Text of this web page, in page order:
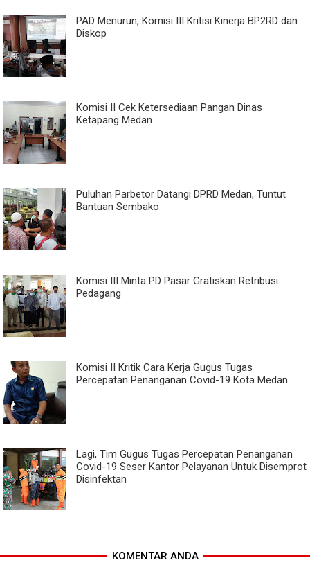
PAD Menurun, Komisi III Kritisi Kinerja BP2RD dan
Diskop
Komisi II Cek Ketersediaan Pangan Dinas
Ketapang Medan
Puluhan Parbetor Datangi DPRD Medan, Tuntut
Bantuan Sembako
Komisi III Minta PD Pasar Gratiskan Retribusi
Pedagang
Komisi II Kritik Cara Kerja Gugus Tugas
Percepatan Penanganan Covid-19 Kota Medan
Lagi, Tim Gugus Tugas Percepatan Penanganan
Covid-19 Seser Kantor Pelayanan Untuk Disemprot
Disinfektan
KOMENTAR ANDA